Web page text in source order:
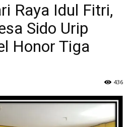
Raya Idul Fitri,
Sido Urip
Honor Tiga
436